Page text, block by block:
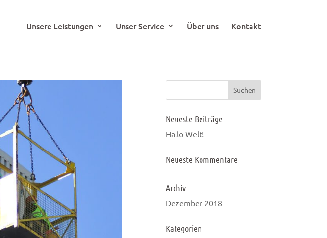
Unsere Leistungen Unser Service Über uns Kontakt
Neueste Beiträge
Hallo Welt!
Neueste Kommentare
Archiv
Dezember 2018
Kategorien